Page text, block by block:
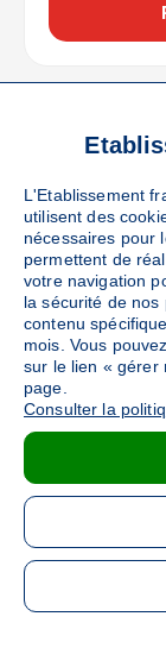
L'Etablissement
utilisent des
nécessaires pour
permettent de
votre navigation
la sécurité de
contenu
mois. Vous
sur le lien « gérer
page.
Consulter la